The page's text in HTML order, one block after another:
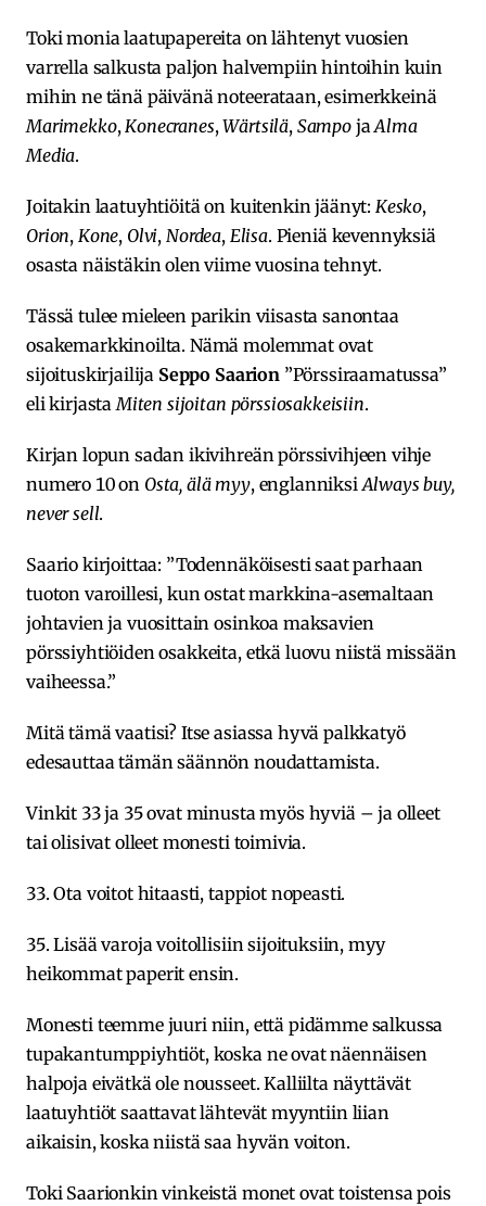
Toki monia laatupapereita on lähtenyt vuosien
varrella salkusta paljon halvempiin hintoihin kuin
mihin ne tänä päivänä noteerataan, esimerkkeinä
Marimekko, Konecranes,Wärtsilä, Sampo jaAlma
Media.
Joitakin laatuyhtiöitä on kuitenkin jäänyt: Kesko,
Orion, Kone, Olvi, Nordea, Elisa. Pieniä kevennyksiä
osasta näistäkin olen viime vuosina tehnyt.
Tässä tulee mieleen parikin viisasta sanontaa
osakemarkkinoilta. Nämä molemmat ovat
sijoituskirjailija Seppo Saarion ”Pörssiraamatussa”
eli kirjasta Miten sijoitan pörssiosakkeisiin.
Kirjan lopun sadan ikivihreän pörssivihjeen vihje
numero 10 on Osta, älä myy, englanniksi Always buy,
never sell.
Saario kirjoittaa: ”Todennäköisesti saat parhaan
tuoton varoillesi, kun ostat markkina-asemaltaan
johtavien ja vuosittain osinkoa maksavien
pörssiyhtiöiden osakkeita, etkä luovu niistä missään
vaiheessa.”
Mitä tämä vaatisi? Itse asiassa hyvä palkkatyö
edesauttaa tämän säännön noudattamista.
Vinkit 33 ja 35 ovat minusta myös hyviä – ja olleet
tai olisivat olleet monesti toimivia.
33. Ota voitot hitaasti, tappiot nopeasti.
35. Lisää varoja voitollisiin sijoituksiin, myy
heikommat paperit ensin.
Monesti teemme juuri niin, että pidämme salkussa
tupakantumppiyhtiöt, koska ne ovat näennäisen
halpoja eivätkä ole nousseet. Kalliilta näyttävät
laatuyhtiöt saattavat lähtevät myyntiin liian
aikaisin, koska niistä saa hyvän voiton.
Toki Saarionkin vinkeistä monet ovat toistensa pois